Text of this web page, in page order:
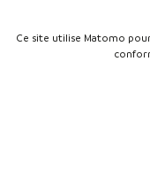
Ce site utilise Matomo